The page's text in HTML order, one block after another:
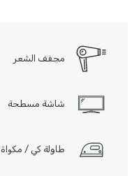
مجفف الشعر
شاشة مسطحة
طاولة كي / مكواة